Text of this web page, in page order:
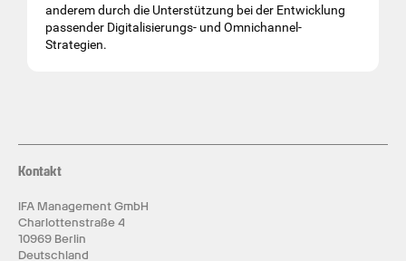
anderem durch die Unterstützung bei der Entwicklung
passender Digitalisierungs- und Omnichannel-
Strategien.
Kontakt
IFA Management GmbH
Charlottenstraße 4
10969 Berlin
Deutschland